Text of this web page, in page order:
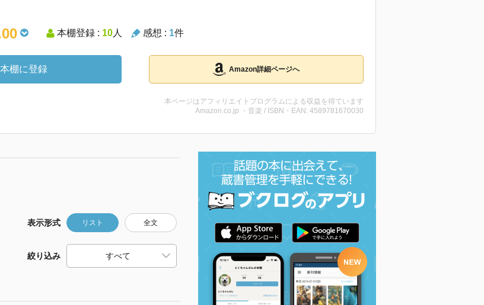
本棚登録 : 10人 感想 : 1件
本棚に登録 Amazon詳細ページへ
本ページはアフィリエイトプログラムによる収益を得ています
Amazon.co.jp ・音楽 / ISBN・EAN: 4589781670030
表示形式 リスト 全文
絞り込み